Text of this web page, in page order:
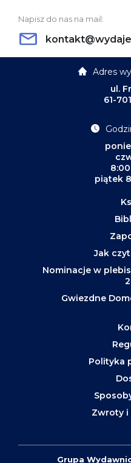
Napisz do nas na mail:
Adres
ul.
61-
piątek
Jak
Nominacje w
Gwiezdne
Polityka
Zwroty i
Grupa